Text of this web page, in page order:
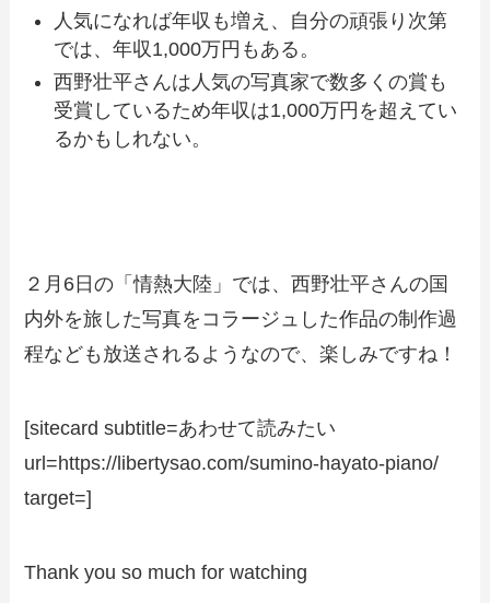
人気になれば年収も増え、自分の頑張り次第
では、年収1,000万円もある。
西野壮平さんは人気の写真家で数多くの賞も
受賞しているため年収は1,000万円を超えてい
るかもしれない。
２月6日の「情熱大陸」では、西野壮平さんの国
内外を旅した写真をコラージュした作品の制作過
程なども放送されるようなので、楽しみですね！
[sitecard subtitle=あわせて読みたい
url=https://libertysao.com/sumino-hayato-piano/
target=]
Thank you so much for watching